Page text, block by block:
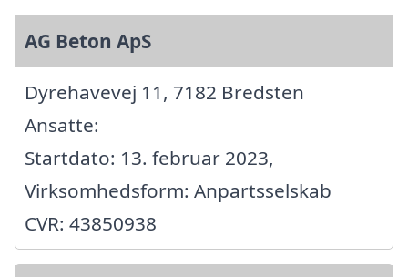
AG Beton ApS
Dyrehavevej 11, 7182 Bredsten
Ansatte:
Startdato: 13. februar 2023,
Virksomhedsform: Anpartsselskab
CVR: 43850938